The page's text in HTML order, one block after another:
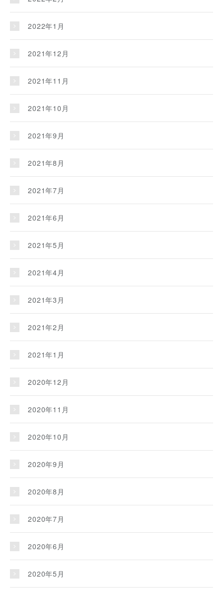
2022年1月
2021年12月
2021年11月
2021年10月
2021年9月
2021年8月
2021年7月
2021年6月
2021年5月
2021年4月
2021年3月
2021年2月
2021年1月
2020年12月
2020年11月
2020年10月
2020年9月
2020年8月
2020年7月
2020年6月
2020年5月